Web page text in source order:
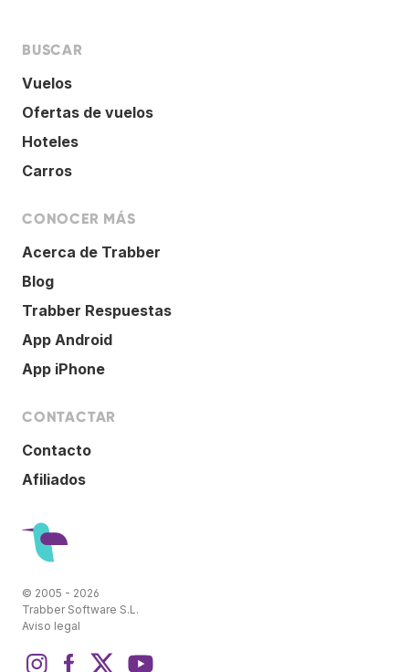
BUSCAR
Vuelos
Ofertas de vuelos
Hoteles
Carros
CONOCER MÁS
Acerca de Trabber
Blog
Trabber Respuestas
App Android
App iPhone
CONTACTAR
Contacto
Afiliados
© 2005 - 2026
Trabber Software S.L.
Aviso legal